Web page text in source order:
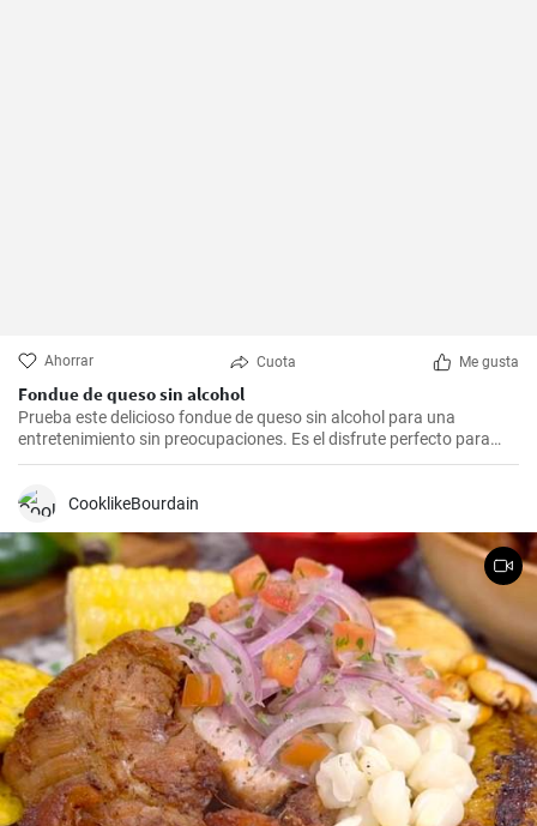
Ahorrar Cuota Me gusta
Fondue de queso sin alcohol
Prueba este delicioso fondue de queso sin alcohol para una
entretenimiento sin preocupaciones. Es el disfrute perfecto para
una noche acogedora con amigos y familiares. Sírvelo con tus
frutas para una experiencia culinaria inolvidable.
CooklikeBourdain